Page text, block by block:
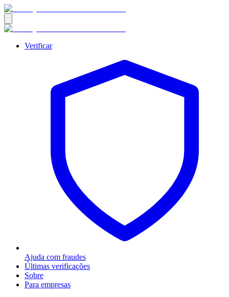
Verificar
Ajuda com fraudes
Últimas verificações
Sobre
Para empresas